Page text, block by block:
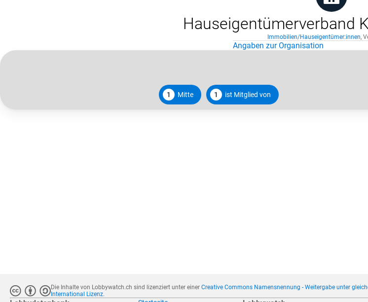
Hauseigentümerverband
Immobilien/Hauseigentümer:innen,
Angaben zur Organisation
1 Mitte 1 ist Mitglied von
Die Inhalte von Lobbywatch.ch sind lizenziert unter einerCreative Commons Namensnennung - Weitergabe unter
International Lizenz.